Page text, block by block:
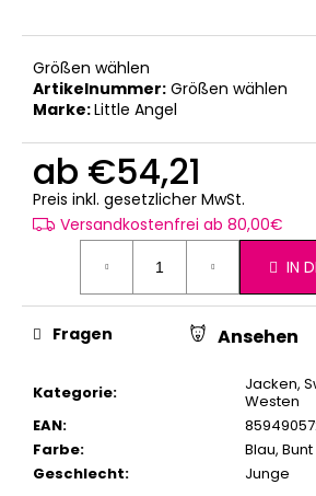
Größen wählen
Artikelnummer: Größen wählen
Marke:Little Angel
ab €54,21
Preis inkl. gesetzlicher MwSt.
Versandkostenfrei ab 80,00€
IN
Kategorie:
Jacken,
Westen
EAN:
Farbe: Blau, Bunt
Geschlecht: Junge
Fragen Ansehen